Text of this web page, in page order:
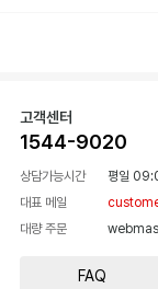
고객센터
1544-9020
상담가능시간 평일
대표 메일
대량 주문
FAQ